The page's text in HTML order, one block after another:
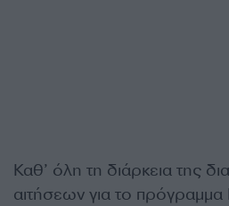
Καθ’ όλη τη διάρκεια της
αιτήσεων για το πρόγραμμα